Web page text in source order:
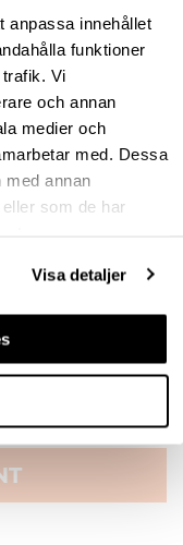
anpassa innehållet
funktioner
Vi
och annan
medier och
med. Dessa
med annan
som de har
Visa detaljer